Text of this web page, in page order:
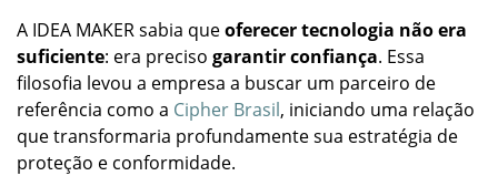
A IDEA MAKER sabia queoferecer tecnologia não era
suficiente: era preciso garantir confiança. Essa
filosofia levou a empresa a buscar um parceiro de
referência como a Cipher Brasil, iniciando uma relação
que transformaria profundamente sua estratégia de
proteção e conformidade.